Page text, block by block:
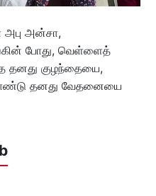
அபு அன்சா,
போது, ​​வெள்ளைத்
தனது குழந்தையை,
தனது வேதனையை